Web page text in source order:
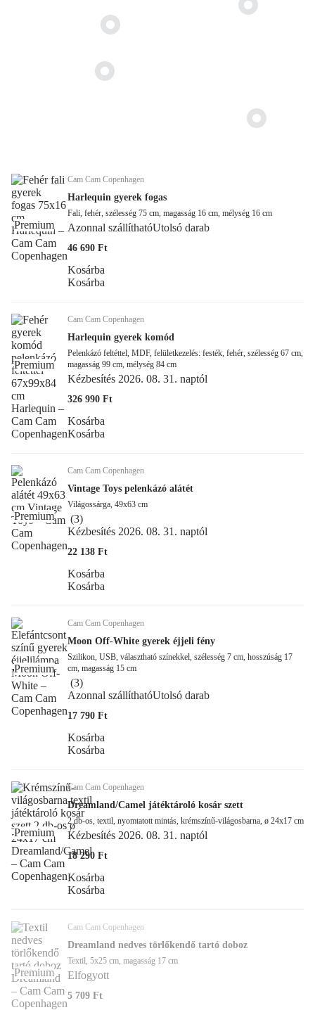
Premium
Cam Cam Copenhagen
Harlequin gyerek fogas
Fali, fehér, szélesség 75 cm, magasság 16 cm, mélység 16 cm
Azonnal szállíthatóUtolsó darab
46 690 Ft
Kosárba
Kosárba
Premium
Cam Cam Copenhagen
Harlequin gyerek komód
Pelenkázó feltéttel, MDF, felületkezelés: festék, fehér, szélesség 67 cm,
magasság 99 cm, mélység 84 cm
Kézbesítés 2026. 08. 31. naptól
326 990 Ft
Kosárba
Kosárba
Premium
Cam Cam Copenhagen
Vintage Toys pelenkázó alátét
Világossárga, 49x63 cm
(3)
Kézbesítés 2026. 08. 31. naptól
22 138 Ft
Kosárba
Kosárba
Premium
Cam Cam Copenhagen
Moon Off-White gyerek éjjeli fény
Szilikon, USB, választható színekkel, szélesség 7 cm, hosszúság 17
cm, magasság 15 cm
(3)
Azonnal szállíthatóUtolsó darab
17 790 Ft
Kosárba
Kosárba
Premium
Cam Cam Copenhagen
Dreamland/Camel játéktároló kosár szett
2 db-os, textil, nyomtatott mintás, krémszínű-világosbarna, ø 24x17 cm
Kézbesítés 2026. 08. 31. naptól
18 290 Ft
Kosárba
Kosárba
Premium
Cam Cam Copenhagen
Dreamland nedves törlőkendő tartó doboz
Textil, 5x25 cm, magasság 17 cm
Elfogyott
5 709 Ft